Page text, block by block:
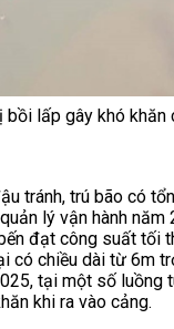
lấp gây khó
tránh, trú bão có
lý vận hành
đạt công suất tối
có chiều dài từ 6m
tại một số luồng
khi ra vào cảng.